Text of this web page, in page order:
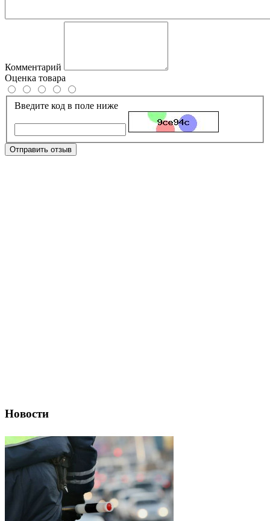
Комментарий
Оценка товара
Введите код в поле ниже
Отправить отзыв
Новости